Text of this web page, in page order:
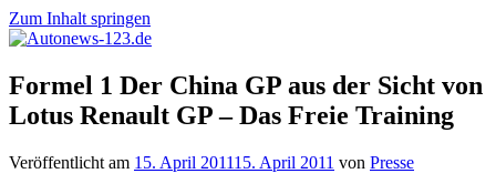
Zum Inhalt springen
Autonews-
123.de
Autonews
mit
Charme
Formel 1 Der China GP aus der Sicht von
Lotus Renault GP – Das Freie Training
Veröffentlicht am 15. April 201115. April 2011 von Presse